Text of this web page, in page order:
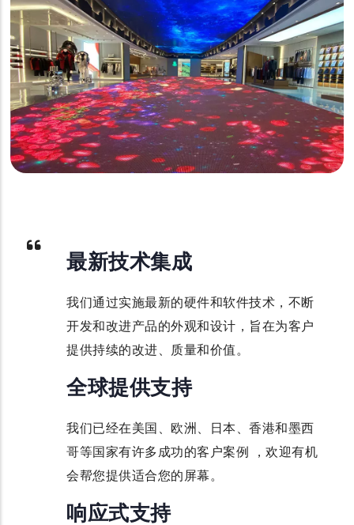
最新技术集成
我们通过实施最新的硬件和软件技术，不断
开发和改进产品的外观和设计，旨在为客户
提供持续的改进、质量和价值。
全球提供支持
我们已经在美国、欧洲、日本、香港和墨西
哥等国家有许多成功的客户案例 ，欢迎有机
会帮您提供适合您的屏幕。
响应式支持